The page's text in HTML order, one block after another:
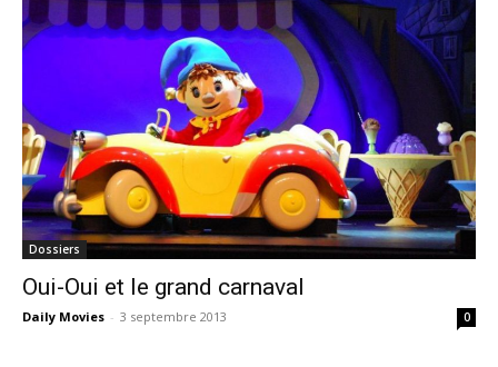
Dossiers
Oui-Oui et le grand carnaval
Daily Movies - 3 septembre 2013 0